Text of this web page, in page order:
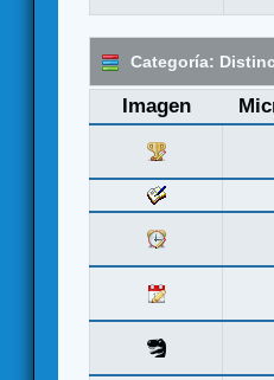
Categoría:
Imagen